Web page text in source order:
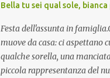
Bella tu sei qual sole,
Festa dell'assunta in
muove da casa: ci aspettano
qualche sorella, una
piccola rappresentanza del